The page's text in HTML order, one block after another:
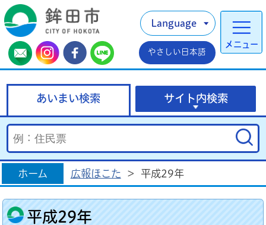
メニュー
Language
やさしい日本語
あいまい検索 サイト内検索
ホーム 広報ほこた > 平成29年
平成29年